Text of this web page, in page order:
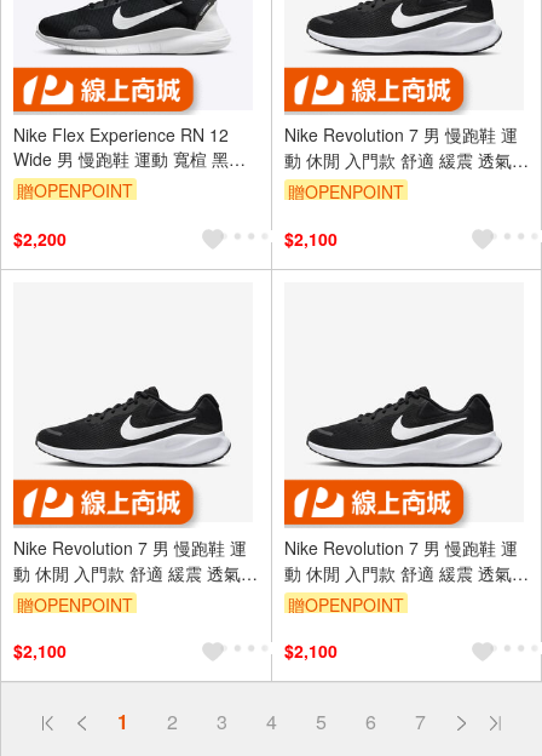
Nike Flex Experience RN 12
Wide 男 慢跑鞋 運動 寬楦 黑白
[DV0744-004]
贈OPENPOINT
$2,200
Nike Revolution 7 男 慢跑鞋 運
動 休閒 入門款 舒適 緩震 透氣
黑白 [FB2207-001]
贈OPENPOINT
$2,100
Nike Revolution 7 男 慢跑鞋 運
動 休閒 入門款 舒適 緩震 透氣
黑白 [FB2207-001]
贈OPENPOINT
$2,100
Nike Revolution 7 男 慢跑鞋 運
動 休閒 入門款 舒適 緩震 透氣
黑白 [FB2207-001]
贈OPENPOINT
$2,100
1 2 3 4 5 6 7
偏遠地區配送